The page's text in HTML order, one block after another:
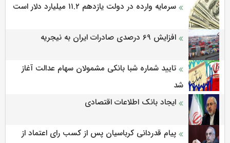
سرمایه وارده در دولت یازدهم ۱۱.۲ میلیارد دلار است
افزایش 69 درصدی صادرات ایران به نیجریه
تایید شماره شبا بانکی مشمولان سهام عدالت آغاز
شد
ایجاد بانک اطلاعات اقتصادی
پیام قدردانی کرباسیان پس از کسب رای اعتماد از